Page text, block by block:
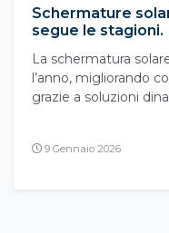
Schermature
segue le stagioni.
La schermatura
l’anno, migliorando
grazie a soluzioni
9 Gennaio 2026